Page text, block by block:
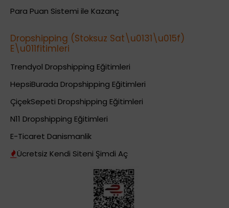
Para Puan Sistemi ile Kazanç
Dropshipping (Stoksuz Sat\u0131\u015f)
E\u011fitimleri
Trendyol Dropshipping Eğitimleri
HepsiBurada Dropshipping Eğitimleri
ÇiçekSepeti Dropshipping Eğitimleri
N11 Dropshipping Eğitimleri
E-Ticaret Danismanlik
Ücretsiz Kendi Siteni Şimdi Aç